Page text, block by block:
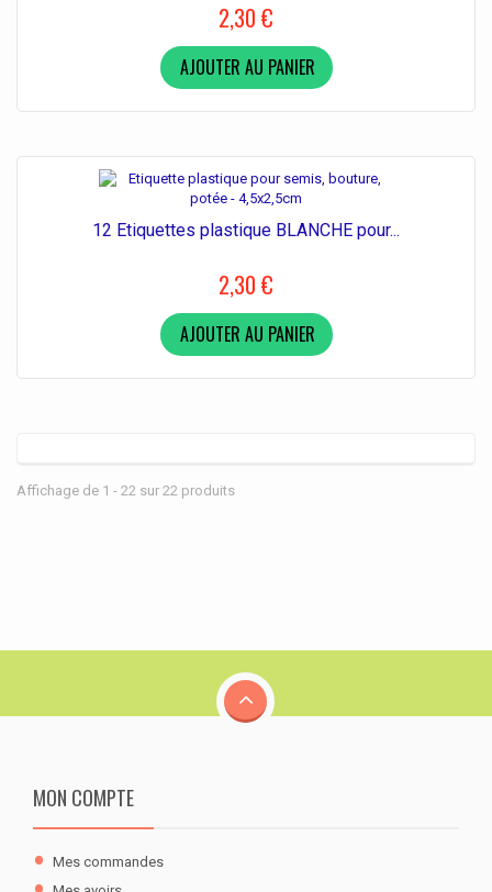
2,30 €
AJOUTER AU PANIER
12 Etiquettes plastique BLANCHE pour...
2,30 €
AJOUTER AU PANIER
Affichage de 1 - 22 sur 22 produits
MON COMPTE
Mes commandes